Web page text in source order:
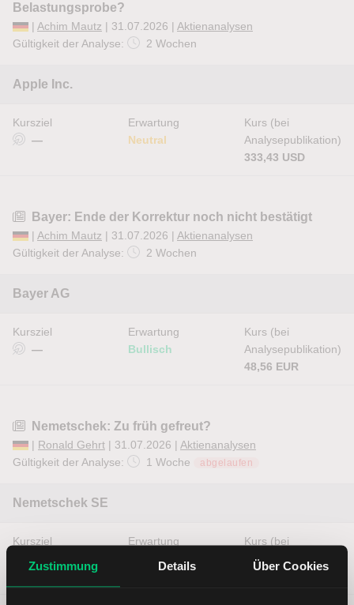
Zustimmung Details Über Cookies
Belastungsprobe?
| Achim Mautz | 31.07.2026 | Aktienanalysen
Gültigkeit der Analyse:
2 Wochen
Apple Inc.
Kursziel
—
Erwartung
Neutral
Kurs (bei
Analysepublikation)
333,43 USD
Bayer: Ende der Korrektur noch nicht bestätigt
| Achim Mautz | 31.07.2026 | Aktienanalysen
Gültigkeit der Analyse:
2 Wochen
Bayer AG
Kursziel
—
Erwartung
Bullisch
Kurs (bei
Analysepublikation)
48,56 EUR
Nemetschek: Zu früh gefreut?
| Ronald Gehrt | 31.07.2026 | Aktienanalysen
Gültigkeit der Analyse:
1 Woche abgelaufen
Nemetschek SE
Kursziel
Erwartung
Kurs (bei
Analysepublikation)